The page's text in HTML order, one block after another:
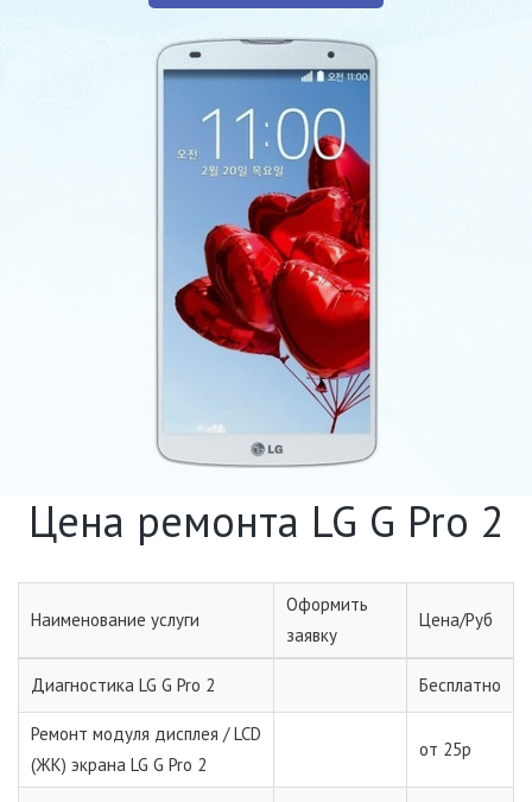
Цена ремонта LG G Pro 2
Наименование услуги
Оформить
заявку
Цена/Руб
Диагностика LG G Pro 2 Бесплатно
Ремонт модуля дисплея / LCD
(ЖК) экрана LG G Pro 2
от 25р